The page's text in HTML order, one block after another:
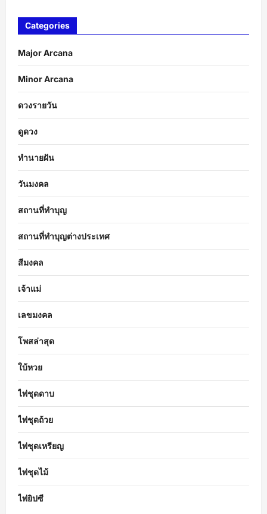
Categories
Major Arcana
Minor Arcana
ดวงรายวัน
ดูดวง
ทำนายฝัน
วันมงคล
สถานที่ทำบุญ
สถานที่ทำบุญต่างประเทศ
สีมงคล
เจ้าแม่
เลขมงคล
โพสล่าสุด
ใบ้หวย
ไพ่ชุดดาบ
ไพ่ชุดถ้วย
ไพ่ชุดเหรียญ
ไพ่ชุดไม้
ไพ่ยิปซี